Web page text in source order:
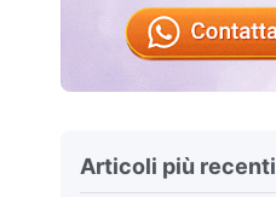
Articoli più recenti